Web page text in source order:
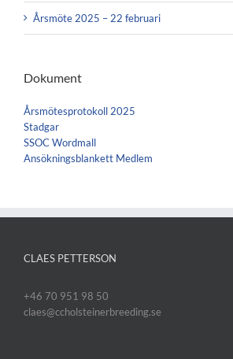
Årsmöte 2025 – 22 februari
Dokument
Årsmötesprotokoll 2025
Stadgar
SSOC Wordmall
Ansökningsblankett Medlem
CLAES PETTERSON
+46 70 951 98 50
claes@ccholsteinerbreeding.se